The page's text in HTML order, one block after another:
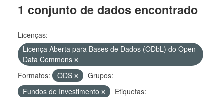
1 conjunto de dados encontrado
Licenças:
Licença Aberta para Bases de Dados (ODbL) do Open
Data Commons
Formatos:
ODS
Grupos:
Fundos de Investimento
Etiquetas: